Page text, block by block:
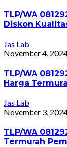
TLP/WA
Diskon
Jas Lab
November 4, 2024
TLP/WA
Harga
Jas Lab
November 3, 2024
TLP/WA
Termurah